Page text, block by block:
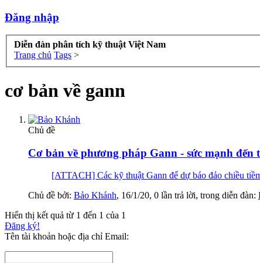
Đăng nhập
Diễn đàn phân tích kỹ thuật Việt Nam
Trang chủ Tags >
cơ bản về gann
Chủ đề
Cơ bản về phương pháp Gann - sức mạnh đến
[ATTACH] Các kỹ thuật Gann để dự báo đảo chiều
Chủ đề bởi: Bảo Khánh, 16/1/20, 0 lần trả lời, trong diễn đàn:
Hiển thị kết quả từ 1 đến 1 của 1
Đăng ký!
Tên tài khoản hoặc địa chỉ Email: